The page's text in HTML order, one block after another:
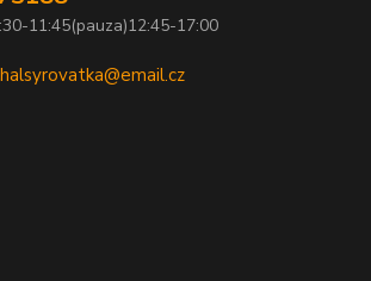
11:45(pauza)12:45-17:00